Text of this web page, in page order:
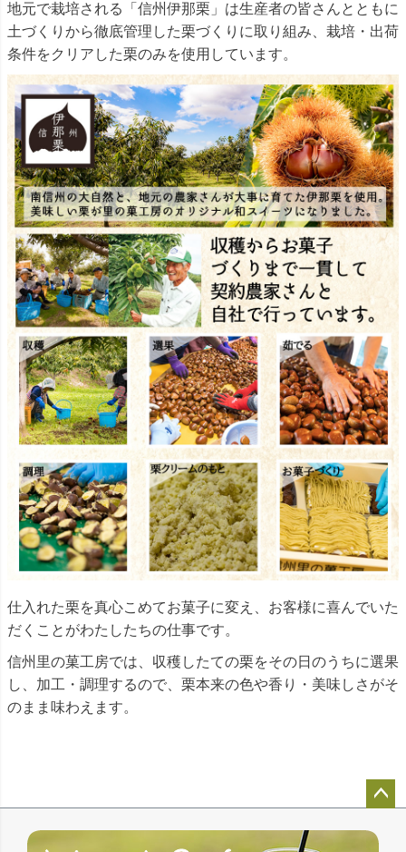
地元で栽培される「信州伊那栗」は生産者の皆さんとともに
土づくりから徹底管理した栗づくりに取り組み、栽培・出荷
条件をクリアした栗のみを使用しています。
仕入れた栗を真心こめてお菓子に変え、お客様に喜んでいた
だくことがわたしたちの仕事です。
信州里の菓工房では、収穫したての栗をその日のうちに選果
し、加工・調理するので、栗本来の色や香り・美味しさがそ
のまま味わえます。
ジト